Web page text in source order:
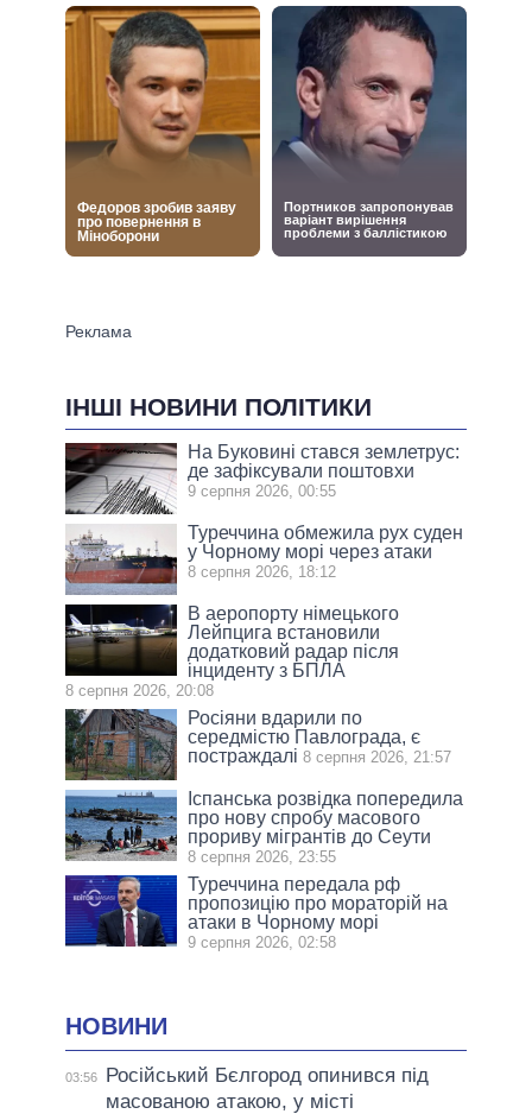
ІНШІ НОВИНИ ПОЛІТИКИ
На Буковині стався землетрус:
де зафіксували поштовхи
9 серпня 2026, 00:55
Туреччина обмежила рух суден
у Чорному морі через атаки
8 серпня 2026, 18:12
В аеропорту німецького
Лейпцига встановили
додатковий радар після
інциденту з БПЛА
8 серпня 2026, 20:08
Росіяни вдарили по
середмістю Павлограда, є
постраждалі 8 серпня 2026, 21:57
Іспанська розвідка попередила
про нову спробу масового
прориву мігрантів до Сеути
8 серпня 2026, 23:55
Туреччина передала рф
пропозицію про мораторій на
атаки в Чорному морі
9 серпня 2026, 02:58
НОВИНИ
03:56
Російський Бєлгород опинився під
масованою атакою, у місті